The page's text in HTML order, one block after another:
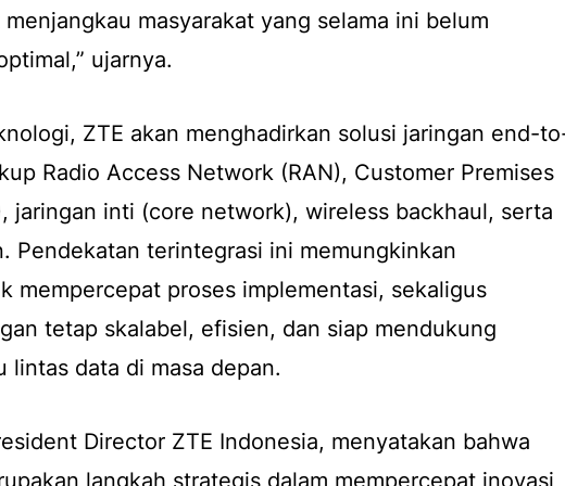
masyarakat yang selama ini belum
ujarnya.
ZTE akan menghadirkan solusi jaringan end-
Radio Access Network (RAN), Customer Premises
jaringan inti (core network), wireless backhaul, serta
Pendekatan terintegrasi ini memungkinkan
mempercepat proses implementasi, sekaligus
tetap skalabel, efisien, dan siap mendukung
lintas data di masa depan.
Director ZTE Indonesia, menyatakan bahwa
langkah strategis dalam mempercepat inovasi